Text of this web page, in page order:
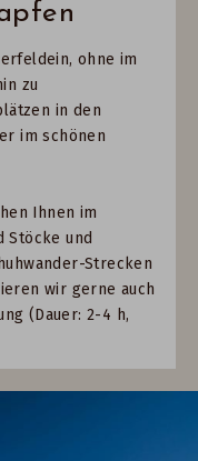
ohne im
zu
in den
im schönen
Ihnen im
Stöcke und
Strecken
wir gerne auch
(Dauer: 2-4 h,